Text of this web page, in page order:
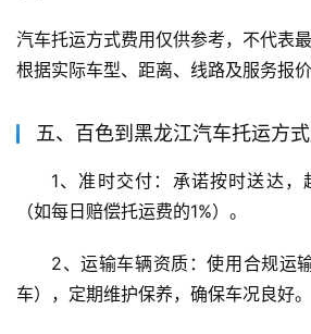
汽车托运方式费用仅供参考，不代表
根据实际车型、距离、线路及服务报价
五、百色到黑龙江汽车托运方
1、准时交付：承诺按时送达
（如每日赔偿托运费的1%）。
2、运输车辆资质：使用合规运
车），定期维护保养，确保车况良好。